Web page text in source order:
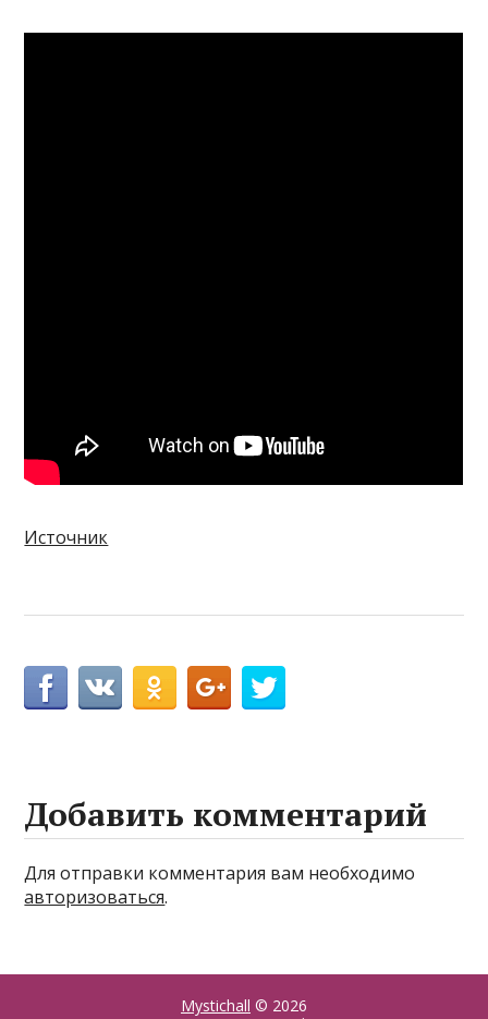
Источник
Добавить комментарий
Для отправки комментария вам необходимо
авторизоваться.
Mystichall © 2026